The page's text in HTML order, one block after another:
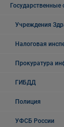
Учреждения
Налоговая
Прокуратура
ГИБДД
Полиция
УФСБ России